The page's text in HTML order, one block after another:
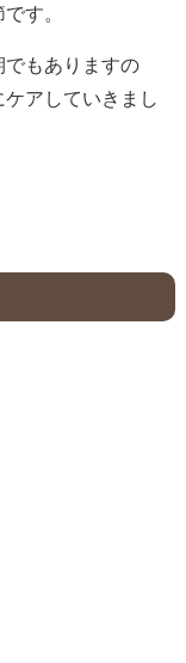
す。
でもありますの
アしていきまし